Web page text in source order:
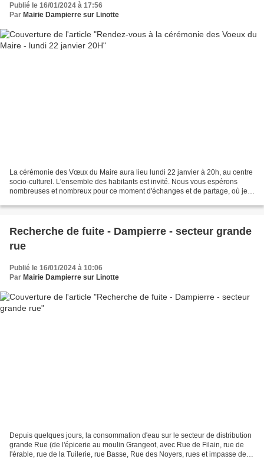
Publié le 16/01/2024 à 17:56
Par Mairie Dampierre sur Linotte
La cérémonie des Vœux du Maire aura lieu lundi 22 janvier à 20h, au centre
socio-culturel. L'ensemble des habitants est invité. Nous vous espérons
nombreuses et nombreux pour ce moment d'échanges et de partage, où je
Recherche de fuite - Dampierre - secteur grande
rue
Publié le 16/01/2024 à 10:06
Par Mairie Dampierre sur Linotte
Depuis quelques jours, la consommation d'eau sur le secteur de distribution
grande Rue (de l'épicerie au moulin Grangeot, avec Rue de Filain, rue de
l'érable, rue de la Tuilerie, rue Basse, Rue des Noyers, rues et impasse des